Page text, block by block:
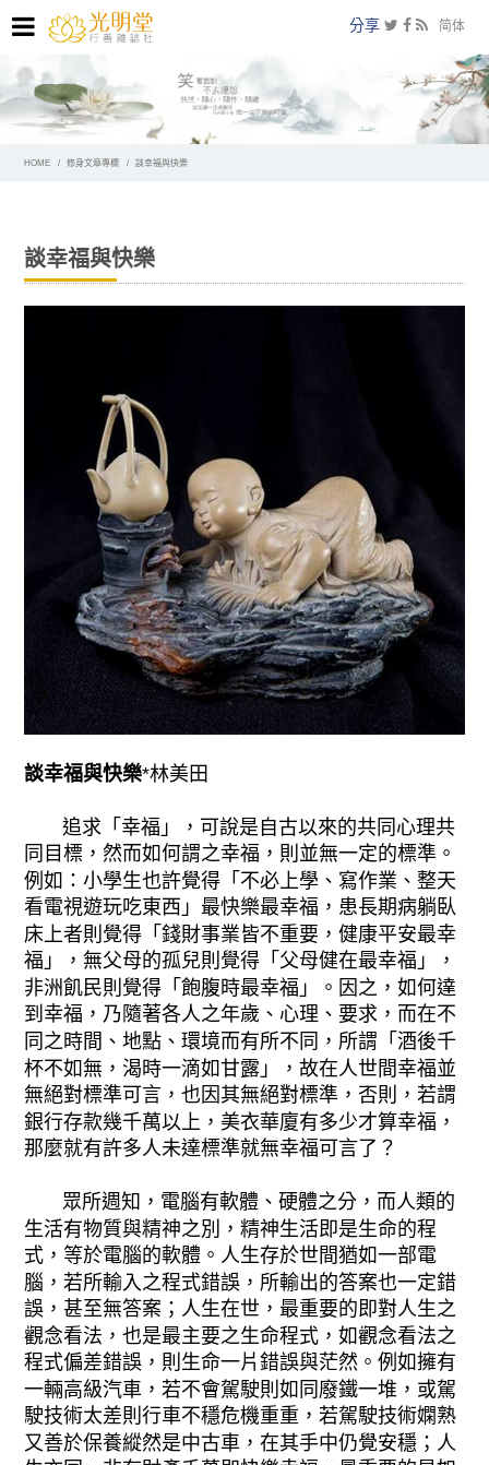
简体
分享
HOME 修身文章專欄 談幸福與快樂
談幸福與快樂
談幸福與快樂*林美田
追求「幸福」，可說是自古以來的共同心理共
同目標，然而如何謂之幸福，則並無一定的標準。
例如：小學生也許覺得「不必上學、寫作業、整天
看電視遊玩吃東西」最快樂最幸福，患長期病躺臥
床上者則覺得「錢財事業皆不重要，健康平安最幸
福」，無父母的孤兒則覺得「父母健在最幸福」，
非洲飢民則覺得「飽腹時最幸福」。因之，如何達
到幸福，乃隨著各人之年歲、心理、要求，而在不
同之時間、地點、環境而有所不同，所謂「酒後千
杯不如無，渴時一滴如甘露」，故在人世間幸福並
無絕對標準可言，也因其無絕對標準，否則，若謂
銀行存款幾千萬以上，美衣華廈有多少才算幸福，
那麼就有許多人未達標準就無幸福可言了？
眾所週知，電腦有軟體、硬體之分，而人類的
生活有物質與精神之別，精神生活即是生命的程
式，等於電腦的軟體。人生存於世間猶如一部電
腦，若所輸入之程式錯誤，所輸出的答案也一定錯
誤，甚至無答案；人生在世，最重要的即對人生之
觀念看法，也是最主要之生命程式，如觀念看法之
程式偏差錯誤，則生命一片錯誤與茫然。例如擁有
一輛高級汽車，若不會駕駛則如同廢鐵一堆，或駕
駛技術太差則行車不穩危機重重，若駕駛技術嫻熟
又善於保養縱然是中古車，在其手中仍覺安穩；人